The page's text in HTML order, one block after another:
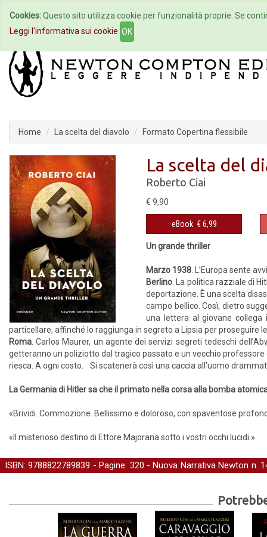
Home Autori Eventi
Home La scelta del diavolo Formato Copertina flessibile
La scelta del
Roberto Ciai
€ 9,90
eBook € 6,99
Un grande thriller
Marzo 1938 . L’Europa sente
Berlino . La politica razziale di
deportazione. È una scelta
campo bellico. Così, dietro
una lettera al giovane
particellare, affinché lo raggiunga in segreto a Lipsia per proseguire
Roma . Carlos Maurer, un agente dei servizi segreti tedeschi
getteranno un poliziotto dal tragico passato e un vecchio
riesca. A ogni costo. Si scatenerà così una caccia all’uomo
La Germania di Hitler sa che il primato nella corsa alla bomba
«Brividi. Commozione. Bellissimo e doloroso, con spaventose
«Il misterioso destino di Ettore Majorana sotto i vostri occhi lucidi.»
ISBN: 9788822789839 - Pagine: 320 -Nuova Narrativa Newton n.
Cookies:Questo sito utilizza cookie per funzionalità proprie. Se
Leggi l'informativa sui cookie OK